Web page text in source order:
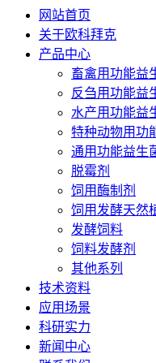
网站首页
关于欧科拜克
产品中心
畜禽用功能益
反刍用功能益
水产用功能益
特种动物用功
通用功能益生
脱霉剂
饲用酶制剂
饲用发酵天然
发酵饲料
饲料发酵剂
其他系列
技术资料
应用场景
科研实力
新闻中心